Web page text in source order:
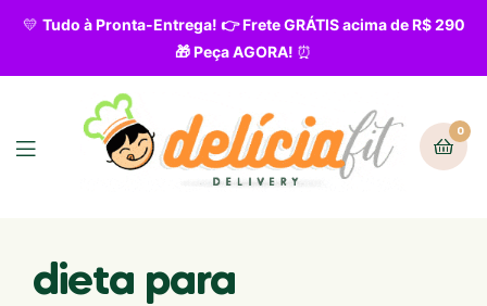
💛 Tudo à Pronta-Entrega! 👉 Frete GRÁTIS acima de R$ 290
🎁 Peça AGORA! ⏰
0
dieta para